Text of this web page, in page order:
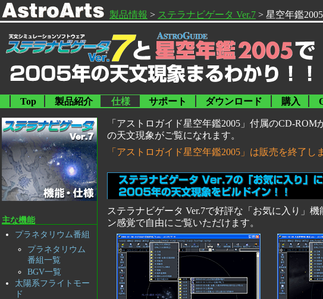
製品情報 > ステラナビゲータ Ver.7 > 星空年鑑
Top 製品紹介 仕様 サポート ダウンロード 購入
主な機能
プラネタリウム番組
プラネタリウム
番組一覧
BGV一覧
太陽系フライトモー
ド
「アストロガイド星空年鑑2005」付属のCD-
の天文現象がご覧になれます。
「アストロガイド星空年鑑2005」は販売を終了し
ステラナビゲータ Ver.7で好評な「お気に入り」
ン感覚で自由にご覧いただけます。